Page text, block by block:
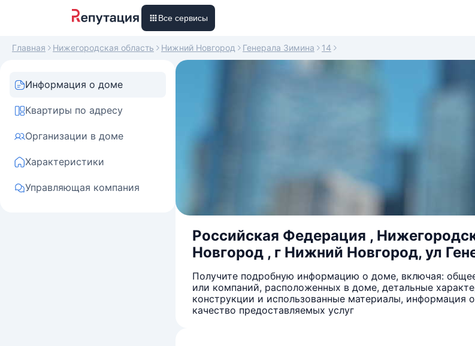
Все сервисы
Главная Нижегородская область Нижний Новгород Генерала Зимина 14
Информация о доме
Квартиры по адресу
Организации в доме
Характеристики
Управляющая компания
Российская Федерация ,
Новгород , г Нижний Новгород, ул
Получите подробную информацию о доме, включая:
или компаний, расположенных в доме, детальные
конструкции и использованные материалы, информация
качество предоставляемых услуг